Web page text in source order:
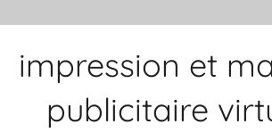
impression et
publicitaire